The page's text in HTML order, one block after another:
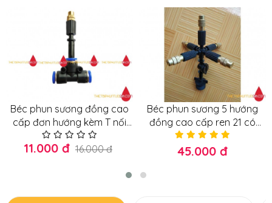
Béc phun sương đồng cao
cấp đơn hướng kèm T nối
nhanh 8mm
11.000 đ 16.000 đ
Béc phun sương 5 hướng
đồng cao cấp ren 21 có
chống rỉ nước không nghẹt,
tắc
45.000 đ